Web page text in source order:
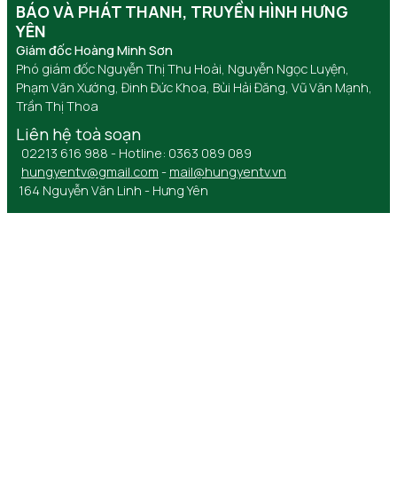
BÁO VÀ PHÁT THANH, TRUYỀN HÌNH HƯNG
YÊN
Giám đốc Hoàng Minh Sơn
Phó giám đốc Nguyễn Thị Thu Hoài, Nguyễn Ngọc Luyện,
Phạm Văn Xướng, Đinh Đức Khoa, Bùi Hải Đăng, Vũ Văn Mạnh,
Trần Thị Thoa
Liên hệ toà soạn
02213 616 988 - Hotline: 0363 089 089
hungyentv@gmail.com - mail@hungyentv.vn
164 Nguyễn Văn Linh - Hưng Yên